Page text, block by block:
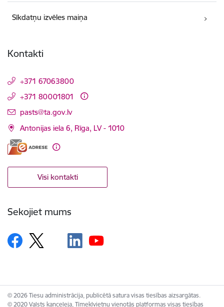
Sīkdatņu izvēles maiņa
Kontakti
+371 67063800
+371 80001801
E-pasts:
pasts@ta.gov.lv
Antonijas iela 6, Rīga, LV - 1010
Visi kontakti
Sekojiet mums
© 2026 Tiesu administrācija, publicētā satura visas tiesības aizsargātas.
© 2020 Valsts kanceleja, Tīmekļvietņu vienotās platformas visas tiesības